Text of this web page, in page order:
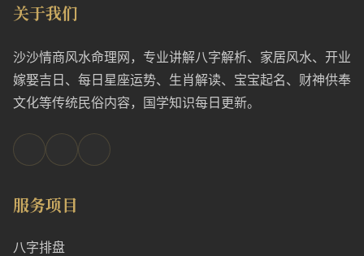
关于我们
沙沙情商风水命理网，专业讲解八字解析、家居风水、开业
嫁娶吉日、每日星座运势、生肖解读、宝宝起名、财神供奉
文化等传统民俗内容，国学知识每日更新。
服务项目
八字排盘